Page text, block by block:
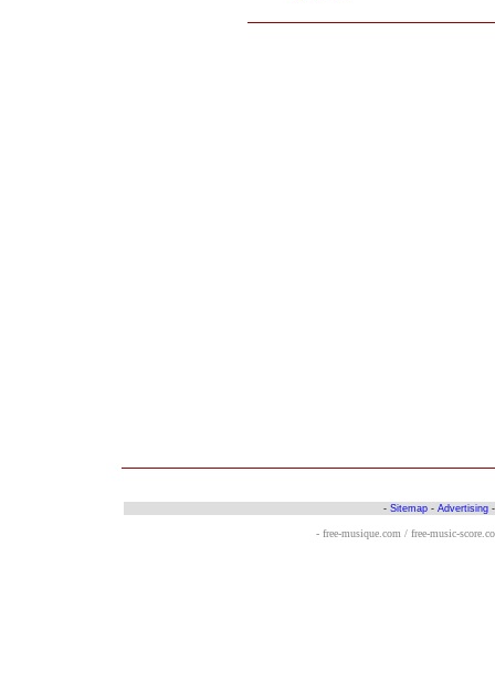
- Sitemap - Advertising
- free-musique.com / free-music-